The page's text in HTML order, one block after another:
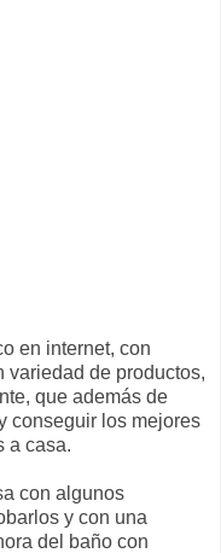
en internet, con
variedad de productos,
que además de
conseguir los mejores
a casa.
con algunos
y con una
del baño con